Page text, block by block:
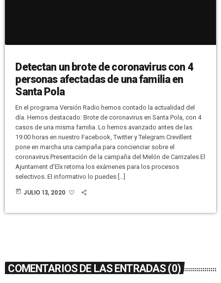
Detectan un brote de coronavirus con 4
personas afectadas de una familia en
Santa Pola
En el programa Versión Radio hemos contado la actualidad del
día. Hemos destacado: Brote de coronavirus en Santa Pola, con 4
casos de una misma familia. Lo hemos avanzado antes de las
19:00 horas en nuestro Facebook, Twitter y Telegram.Crevillent
pone en marcha una campaña para concienciar sobre el
coronavirus.Presentación de la campaña del Melón de Carrizales.El
Ajuntament d'Elx retoma los exámenes para los procesos
selectivos. El informativo lo puedes […]
today JULIO 13, 2020
COMENTARIOS DE LAS ENTRADAS (0)